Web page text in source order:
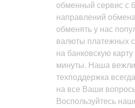
обменный сервис с
направлений
обменять у нас
валюты платежных
на банковскую
минуты. Наша
техподдержка
на все Ваши
Воспользуйтесь